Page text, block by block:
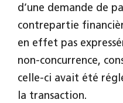
d’une demande de
contrepartie
en effet pas
non-concurrence,
celle-ci avait été
la transaction.